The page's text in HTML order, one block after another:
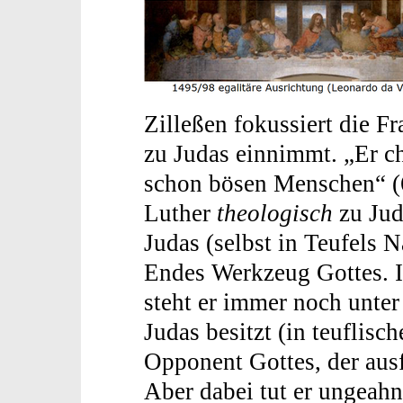
Zilleßen fokussiert die
zu Judas einnimmt. „Er
schon bösen Menschen“
Luther theologisch zu
Judas (selbst in Teufels
Endes Werkzeug
steht er immer noch
Judas besitzt (in
Opponent Gottes, der
Aber dabei tut er